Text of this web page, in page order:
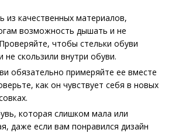
из качественных материалов,
возможность дышать и не
чтобы стельки обуви
скользили внутри обуви.
обязательно примеряйте ее вместе
как он чувствует себя в новых
которая слишком мала или
даже если вам понравился дизайн